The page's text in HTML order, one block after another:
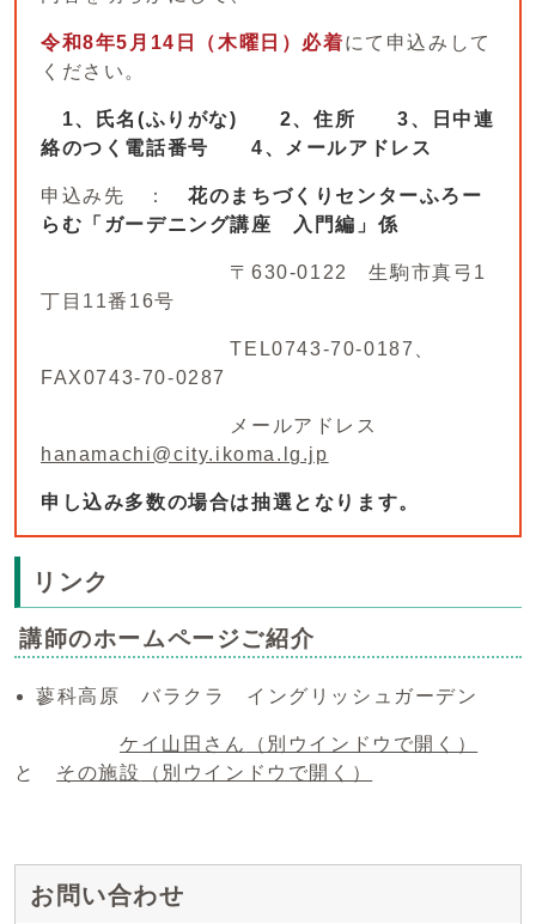
令和8年5月14日（木曜日）必着にて申込みして
ください。
1、氏名(ふりがな) 2、住所 3、日中連
絡のつく電話番号
4、メールアドレス
申込み先 ：花のまちづくりセンターふろー
らむ「ガーデニング講座 入門編」係
〒630-0122 生駒市真弓1
丁目11番16号
TEL0743-70-0187、
FAX0743-70-0287
メールアドレス
hanamachi@city.ikoma.lg.jp
申し込み多数の場合は抽選となります。
リンク
講師のホームページご紹介
蓼科高原 バラクラ イングリッシュガーデン
ケイ山田さん
（別ウインドウで開く）
と その施設 （別ウインドウで開く）
お問い合わせ